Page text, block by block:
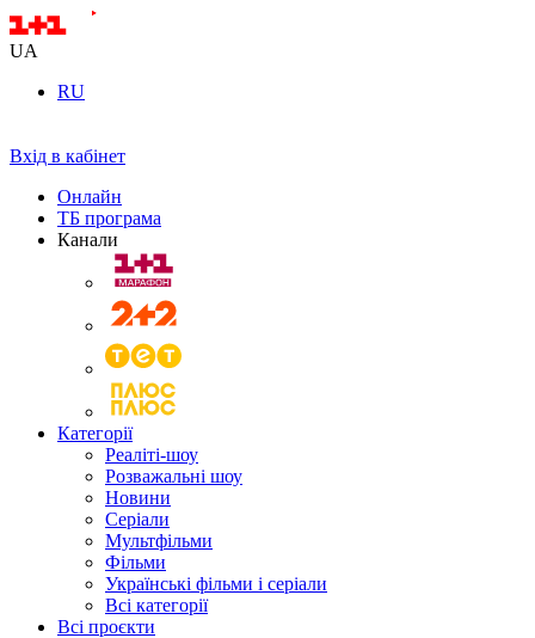
UA
RU
Вхід в кабінет
Онлайн
ТБ програма
Канали
Категорії
Реаліті-шоу
Розважальні шоу
Новини
Серіали
Мультфільми
Фільми
Українські фільми і серіали
Всі категорії
Всі проєкти